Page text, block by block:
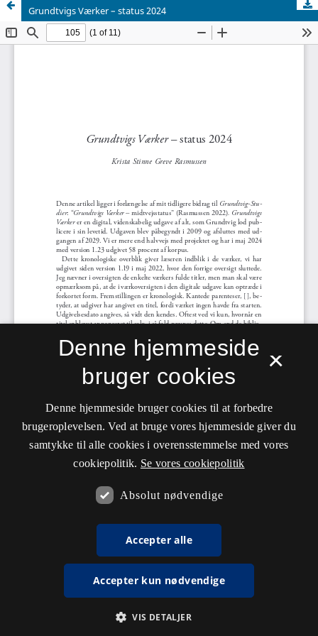
Grundtvigs Værker – status 2024
×
Denne hjemmeside
bruger cookies
Denne hjemmeside bruger cookies til at forbedre
brugeroplevelsen. Ved at bruge vores hjemmeside giver du
samtykke til alle cookies i overensstemmelse med vores
cookiepolitik. Se vores cookiepolitik
Absolut nødvendige
Accepter alle
Accepter kun nødvendige
VIS DETALJER